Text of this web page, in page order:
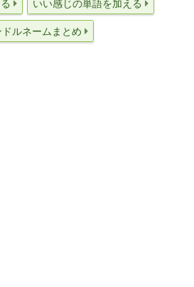
いい感じの単語を加える
ルネームまとめ